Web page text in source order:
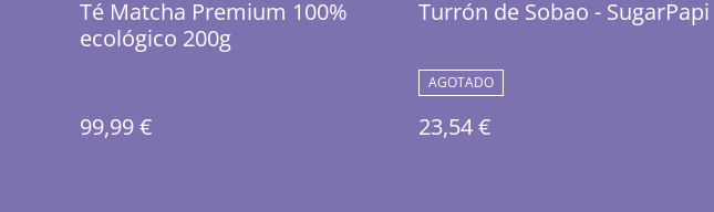
Té Matcha Premium 100%
ecológico 200g
99,99 €
Turrón de Sobao - SugarPapi
AGOTADO
23,54 €